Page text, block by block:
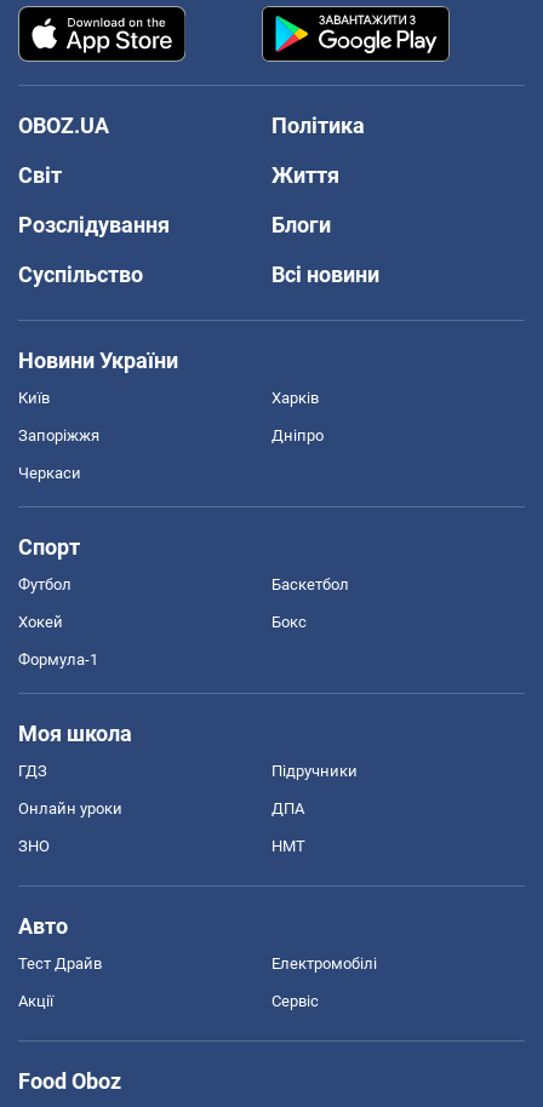
OBOZ.UA
Політика
Світ
Життя
Розслідування
Блоги
Суспільство
Всі новини
Новини України
Київ Харків
Запоріжжя Дніпро
Черкаси
Спорт
Футбол Баскетбол
Хокей Бокс
Формула-1
Моя школа
ГДЗ Підручники
Онлайн уроки ДПА
ЗНО НМТ
Авто
Тест Драйв Електромобілі
Акції Сервіс
Food Oboz